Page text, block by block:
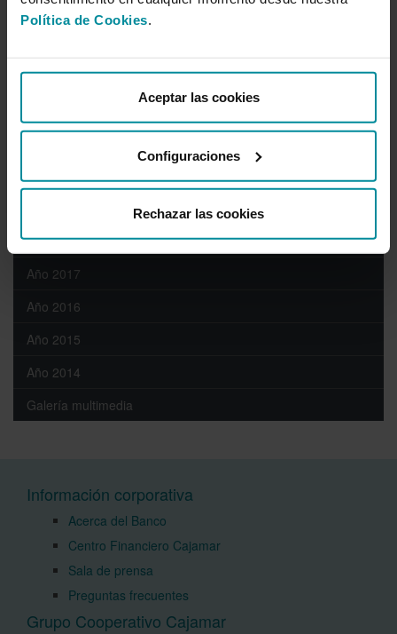
Política de Cookies.
Aceptar las cookies
Configuraciones
Rechazar las cookies
Año 2025
Año 2023
Año 2020
Año 2018
Año 2017
Año 2016
Año 2015
Año 2014
Galería multimedia
Información corporativa
Acerca del Banco
Centro Financiero Cajamar
Sala de prensa
Preguntas frecuentes
Grupo Cooperativo Cajamar